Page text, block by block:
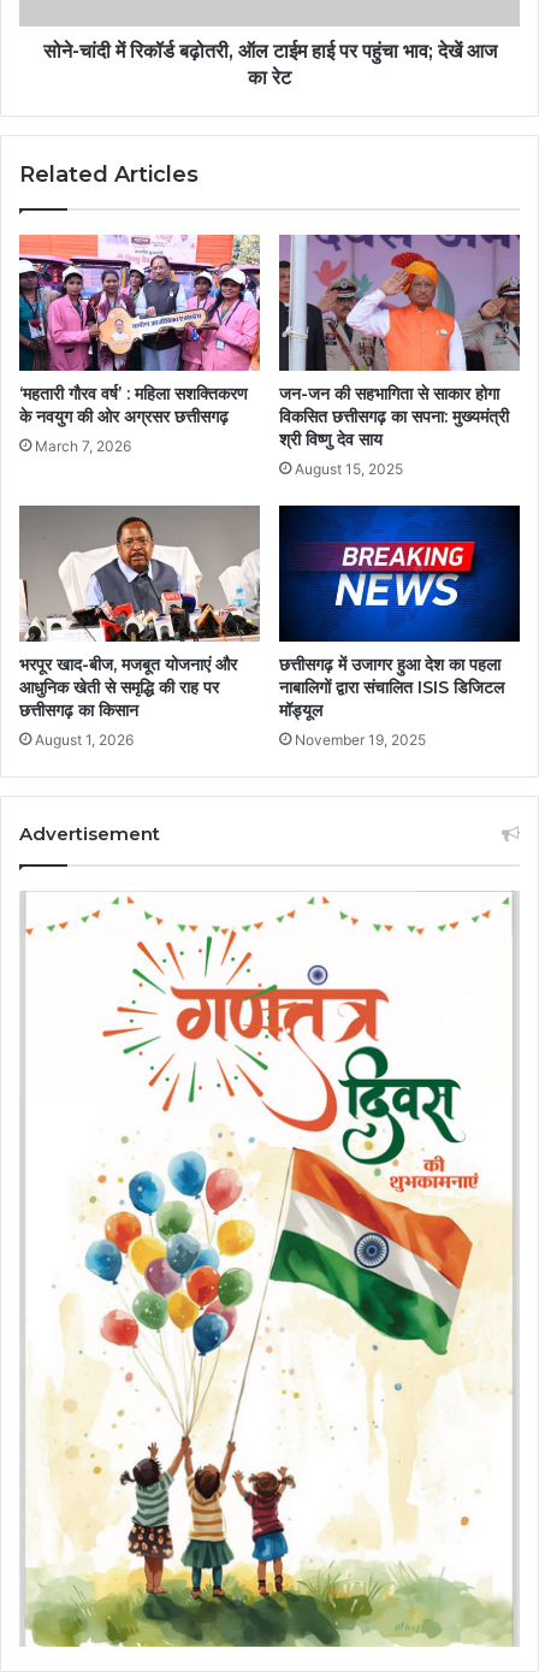
सोने-चांदी में रिकॉर्ड बढ़ोतरी, ऑल टाईम हाई पर पहुंचा भाव; देखें आज
का रेट
Related Articles
‘महतारी गौरव वर्ष’ : महिला सशक्तिकरण
के नवयुग की ओर अग्रसर छत्तीसगढ़
March 7, 2026
जन-जन की सहभागिता से साकार होगा
विकसित छत्तीसगढ़ का सपना: मुख्यमंत्री
श्री विष्णु देव साय
August 15, 2025
भरपूर खाद-बीज, मजबूत योजनाएं और
आधुनिक खेती से समृद्धि की राह पर
छत्तीसगढ़ का किसान
August 1, 2026
छत्तीसगढ़ में उजागर हुआ देश का पहला
नाबालिगों द्वारा संचालित ISIS डिजिटल
मॉड्यूल
November 19, 2025
Advertisement